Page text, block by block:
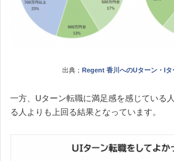
出典； Regent 香川へのUターン・I
一方、Uターン転職に満足感を感じている
る人よりも上回る結果となっています。